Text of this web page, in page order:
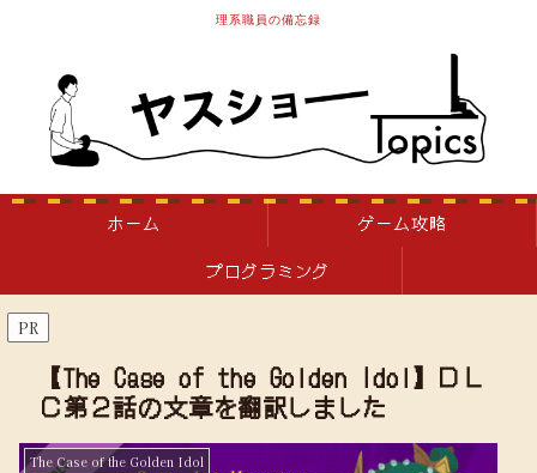
理系職員の備忘録
ホーム
ゲーム攻略
プログラミング
PR
【The Case of the Golden Idol】ＤＬ
Ｃ第２話の文章を翻訳しました
The Case of the Golden Idol